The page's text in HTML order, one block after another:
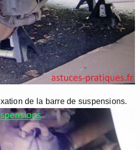
de la barre de suspensions.